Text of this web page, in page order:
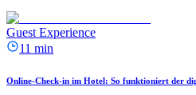
Guest Experience
11 min
Online-Check-in im Hotel: So funktioniert der